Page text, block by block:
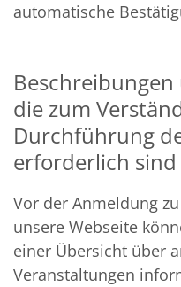
automatische
die zum
Durchführung
erforderlich sind
Vor der Anmeldung
unsere Webseite
einer Übersicht über
Veranstaltungen